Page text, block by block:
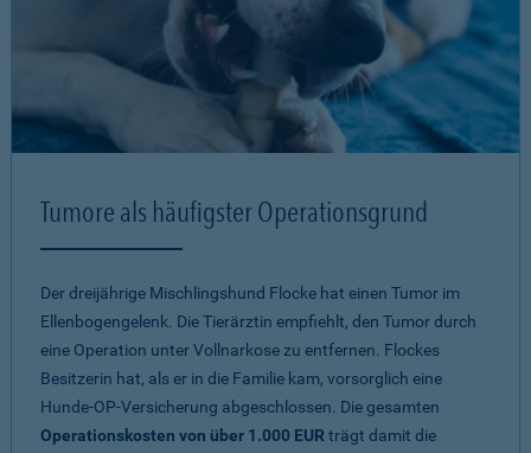
Tumore als häufigster Operationsgrund
Der dreijährige Mischlingshund Flocke hat einen Tumor im
Ellenbogengelenk. Die Tierärztin empfiehlt, den Tumor durch
eine Operation unter Vollnarkose zu entfernen. Flockes
Besitzerin hat, als er in die Familie kam, vorsorglich eine
Hunde-OP-Versicherung abgeschlossen. Die gesamten
Operationskosten von über 1.000 EUR trägt damit die